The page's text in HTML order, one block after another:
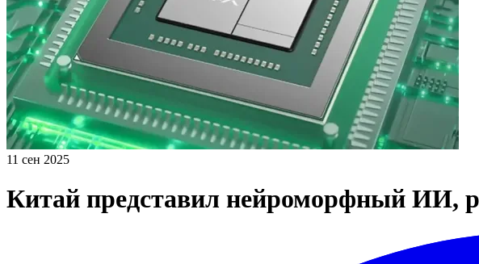
11 сен 2025
Китай представил нейроморфный ИИ,